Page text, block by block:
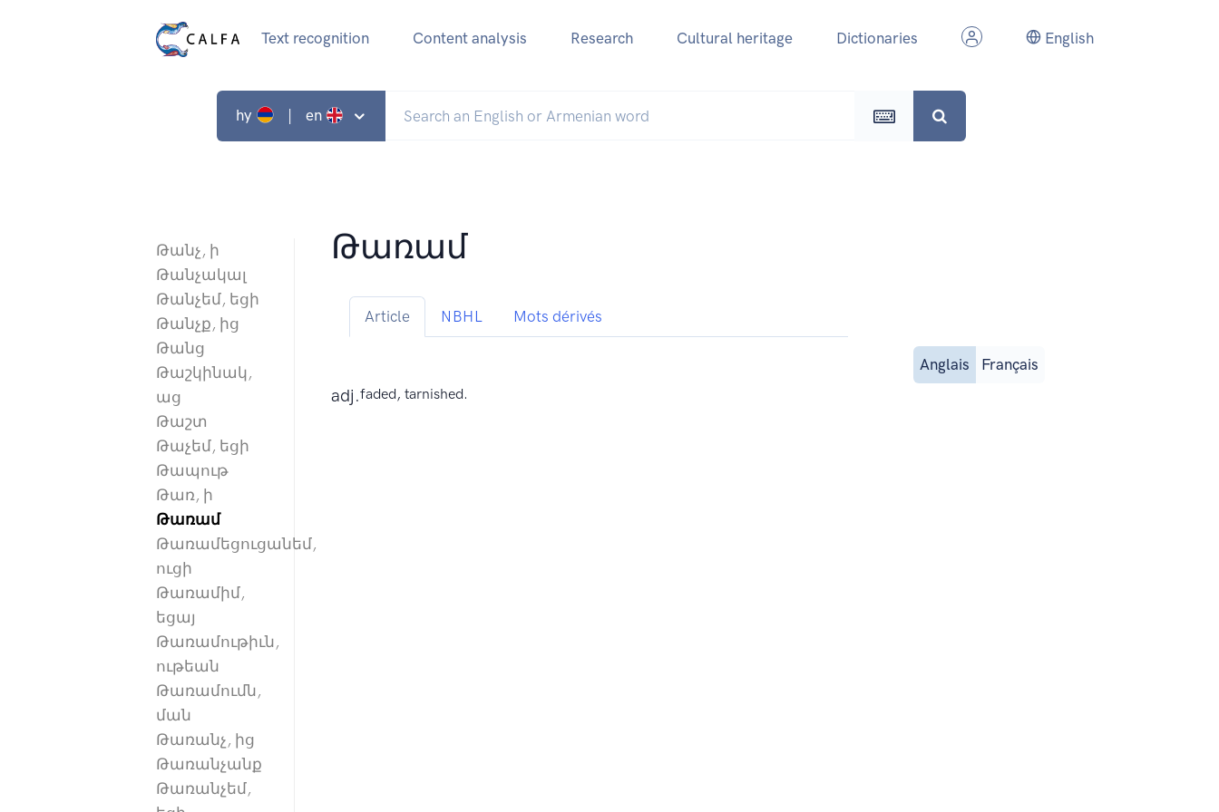
Text recognition Content analysis Research Cultural heritage Dictionaries English
hy | en
Թանչ, ի
Թանչակալ
Թանչեմ, եցի
Թանչք, ից
Թանց
Թաշկինակ,
աց
Թաշտ
Թաչեմ, եցի
Թապութ
Թառ, ի
Թառամ
Թառամեցուցանեմ,
ուցի
Թառամիմ,
եցայ
Թառամութիւն,
ութեան
Թառամումն,
ման
Թառանչ, ից
Թառանչանք
Թառանչեմ,
Թառամ
Article NBHL Mots dérivés
Anglais Français
adj.faded, tarnished.